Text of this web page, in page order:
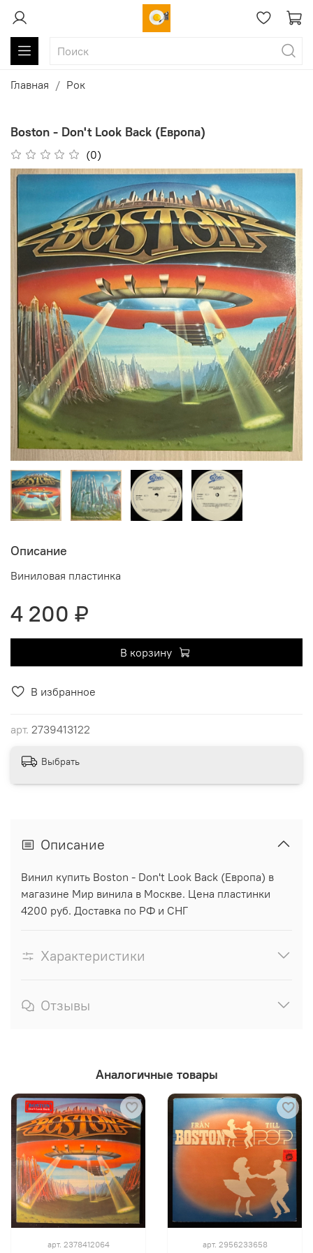
Главная Рок
Boston - Don't Look Back (Европа)
(0)
В избранное
арт. 2739413122
Описание
Виниловая пластинка
4 200 ₽
В корзину
Выбрать
Описание
Винил купить Boston - Don't Look Back (Европа) в
магазине Мир винила в Москве. Цена пластинки
4200 руб. Доставка по РФ и СНГ
Характеристики
Отзывы
Аналогичные товары
арт. 2378412064 арт. 2956233658